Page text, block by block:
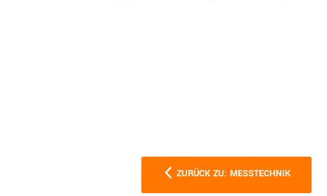
ZURÜCK ZU: MESSTECHNIK